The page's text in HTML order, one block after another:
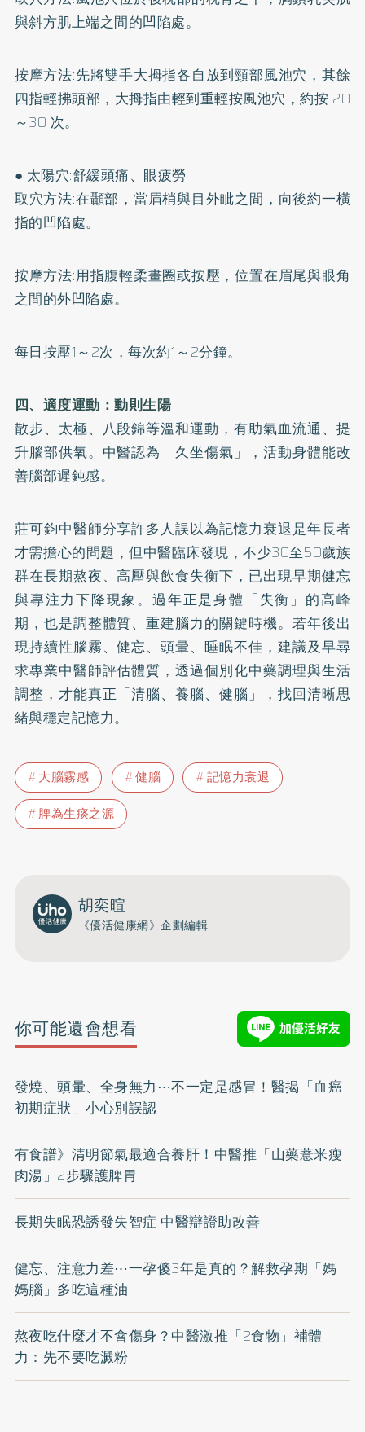
與斜方肌上端之間的凹陷處。
按摩方法:先將雙手大拇指各自放到頸部風池穴，其餘
四指輕拂頭部，大拇指由輕到重輕按風池穴，約按 20
～30 次。
● 太陽穴:舒緩頭痛、眼疲勞
取穴方法:在顳部，當眉梢與目外眦之間，向後約一橫
指的凹陷處。
按摩方法:用指腹輕柔畫圈或按壓，位置在眉尾與眼角
之間的外凹陷處。
每日按壓1～2次，每次約1～2分鐘。
四、適度運動：動則生陽
散步、太極、八段錦等溫和運動，有助氣血流通、提
升腦部供氧。中醫認為「久坐傷氣」，活動身體能改
善腦部遲鈍感。
莊可鈞中醫師分享許多人誤以為記憶力衰退是年長者
才需擔心的問題，但中醫臨床發現，不少30至50歲族
群在長期熬夜、高壓與飲食失衡下，已出現早期健忘
與專注力下降現象。過年正是身體「失衡」的高峰
期，也是調整體質、重建腦力的關鍵時機。若年後出
現持續性腦霧、健忘、頭暈、睡眠不佳，建議及早尋
求專業中醫師評估體質，透過個別化中藥調理與生活
調整，才能真正「清腦、養腦、健腦」，找回清晰思
緒與穩定記憶力。
大腦霧感 健腦
記憶力衰退
脾為生痰之源
胡奕暄
《優活健康網》企劃編輯
你可能還會想看
發燒、頭暈、全身無力⋯不一定是感冒！醫揭「血癌
初期症狀」小心別誤認
有食譜》清明節氣最適合養肝！中醫推「山藥薏米瘦
肉湯」2步驟護脾胃
長期失眠恐誘發失智症 中醫辯證助改善
健忘、注意力差⋯一孕傻3年是真的？解救孕期「媽
媽腦」多吃這種油
熬夜吃什麼才不會傷身？中醫激推「2食物」補體
力：先不要吃澱粉